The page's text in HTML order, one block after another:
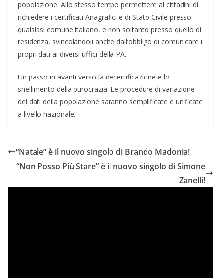
popolazione. Allo stesso tempo permettere ai cittadini di
richiedere i certificati Anagrafici e di Stato Civile presso
qualsiasi comune italiano, e non soltanto presso quello di
residenza, svincolandoli anche dall’obbligo di comunicare i
propri dati ai diversi uffici della PA.
Un passo in avanti verso la decertificazione e lo
snellimento della burocrazia. Le procedure di variazione
dei dati della popolazione saranno semplificate e unificate
a livello nazionale.
“Natale” è il nuovo singolo di Brando Madonia!
“Non Posso Più Stare” è il nuovo singolo di Simone
Zanelli!